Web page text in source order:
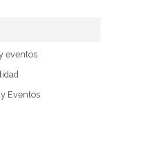
eventos
Eventos